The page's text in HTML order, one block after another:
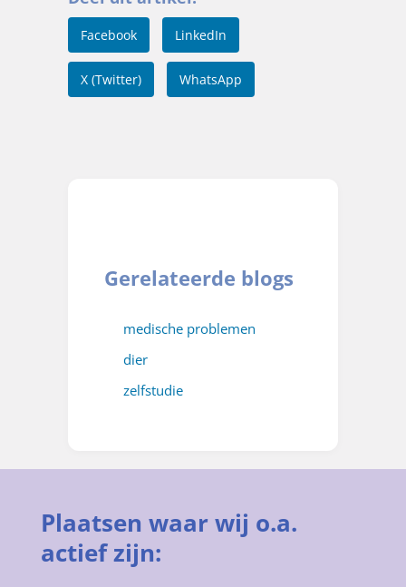
Facebook LinkedIn
X (Twitter) WhatsApp
Gerelateerde blogs
medische problemen
dier
zelfstudie
Plaatsen waar wij o.a.
actief zijn: